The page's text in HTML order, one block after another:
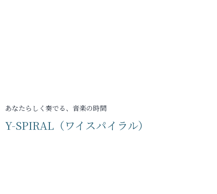
あなたらしく奏でる、音楽の時間
Y-SPIRAL（ワイスパイラル）